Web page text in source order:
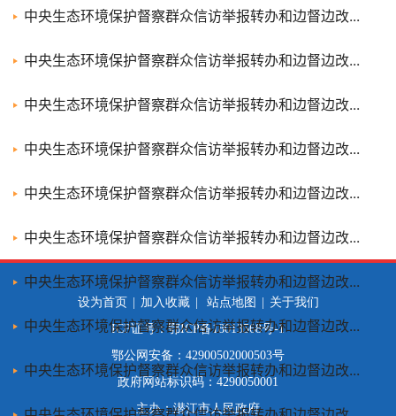
中央生态环境保护督察群众信访举报转办和边督边改...
中央生态环境保护督察群众信访举报转办和边督边改...
中央生态环境保护督察群众信访举报转办和边督边改...
中央生态环境保护督察群众信访举报转办和边督边改...
中央生态环境保护督察群众信访举报转办和边督边改...
中央生态环境保护督察群众信访举报转办和边督边改...
中央生态环境保护督察群众信访举报转办和边督边改...
中央生态环境保护督察群众信访举报转办和边督边改...
中央生态环境保护督察群众信访举报转办和边督边改...